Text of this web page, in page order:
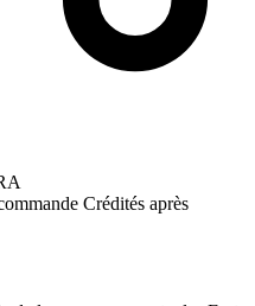
Crédités après